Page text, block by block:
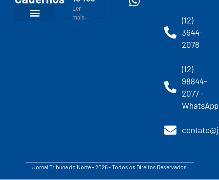
Ler
mais...
(12)
3644-
2078
(12)
98844-
2077 -
WhatsApp
Jornal Tribuna do Norte - 2026 - Todos os Direitos Reservados